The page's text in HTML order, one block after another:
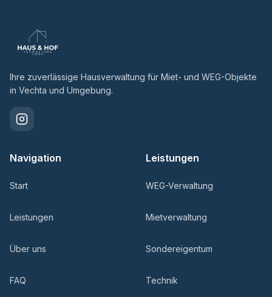
Ihre zuverlässige Hausverwaltung für Miet- und WEG-Objekte
in Vechta und Umgebung.
Navigation
Start
Leistungen
Über uns
FAQ
Leistungen
WEG-Verwaltung
Mietverwaltung
Sondereigentum
Technik